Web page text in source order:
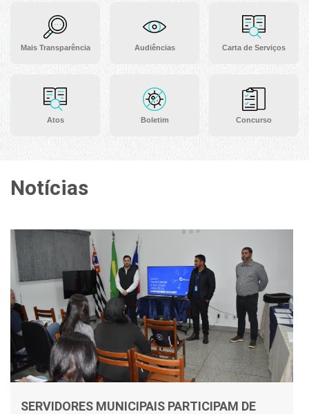
Mais Transparência
Atos
Audiências
Boletim
Carta de Serviços
Concurso
Notícias
SERVIDORES MUNICIPAIS PARTICIPAM DE